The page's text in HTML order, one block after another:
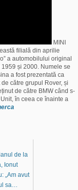
MINI
filială din aprilie
a automobilului original
și 2000. Numele se
a fost prezentată ca
către grupul Rover, și
de către BMW când s-
în ceea ce înainte a
de la
Ionut
„Am avut
sa…